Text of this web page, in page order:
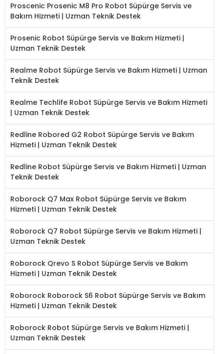
Proscenic Prosenic M8 Pro Robot Süpürge Servis ve
Bakım Hizmeti | Uzman Teknik Destek
Prosenic Robot Süpürge Servis ve Bakım Hizmeti |
Uzman Teknik Destek
Realme Robot Süpürge Servis ve Bakım Hizmeti | Uzman
Teknik Destek
Realme Techlife Robot Süpürge Servis ve Bakım Hizmeti
| Uzman Teknik Destek
Redline Robored G2 Robot Süpürge Servis ve Bakım
Hizmeti | Uzman Teknik Destek
Redline Robot Süpürge Servis ve Bakım Hizmeti | Uzman
Teknik Destek
Roborock Q7 Max Robot Süpürge Servis ve Bakım
Hizmeti | Uzman Teknik Destek
Roborock Q7 Robot Süpürge Servis ve Bakım Hizmeti |
Uzman Teknik Destek
Roborock Qrevo S Robot Süpürge Servis ve Bakım
Hizmeti | Uzman Teknik Destek
Roborock Roborock S6 Robot Süpürge Servis ve Bakım
Hizmeti | Uzman Teknik Destek
Roborock Robot Süpürge Servis ve Bakım Hizmeti |
Uzman Teknik Destek